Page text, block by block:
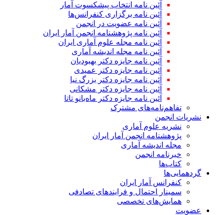
آئین نامه انتخاب پیشکسوت آمار
آئین نامه برگزاری کنفرانس‌ها
آئین نامه عضویت در انجمن
آئین نامه پژوهشنامه انجمن آمار ایران
آئین نامه مجله علوم آماری ایران
آئین نامه مجله اندیشه آماری
آئین‌ نامه جایزه دکتر بهبودیان
آئین نامه جایزه دکتر عمیدی
آئین نامه جایزه دکتر بزرگ نیا
آئین نامه جایزه دکتر مشکانی
آئین نامه جایزه دکتر ماه‌بانو تاتا
تفاهم‌نامه‌های مشترک
نشریات انجمن
نشریه علوم آماری
پژوهشنامه انجمن آمار ایران
مجله اندیشه آماری
خبرنامه انجمن
کتاب‌ها
گردهمایی‌ها
کنفرانس آمار ایران
سمینار احتمال و فرایندهای تصادفی
همایش‌های تخصصی
عضویت